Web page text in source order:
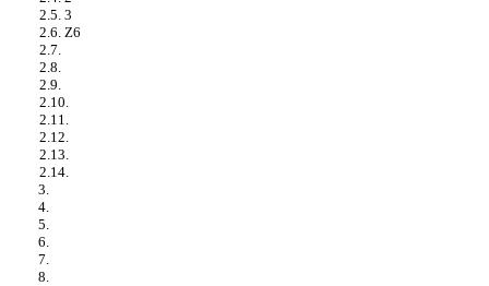
2.5. 3
2.6. Z6
2.7.
2.8.
2.9.
2.10.
2.11.
2.12.
2.13.
2.14.
3.
4.
5.
6.
7.
8.